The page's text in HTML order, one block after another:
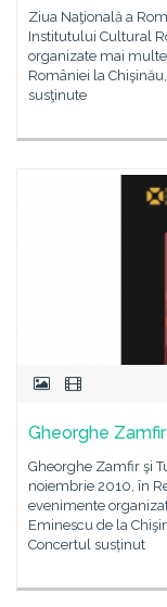
Ziua Naţională a
Institutului Cultural
organizate mai
României la
susţinute
Gheorghe
Gheorghe Zamfir şi
noiembrie 2010, în
evenimente
Eminescu de la
Concertul susținut